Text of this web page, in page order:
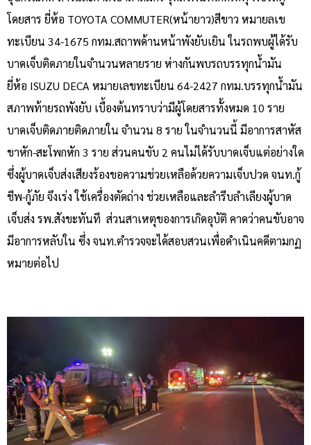
โดยสาร ยี่ห้อ TOYOTA COMMUTER(หน้ายาว)สีขาว หมายลเข
ทะเบียน 34-1675 กทม.สถาพด้านหน้าพังยับเยิน ในรถพบผู้ได้รับ
บาดเจ็บติดภายในจำนวนหลายราย ห่างกันพบรถบรรทุกน้ำมัน
ยี่ห้อ ISUZU DECA หมายเลขทะเบียน 64-2427 กทม.บรรทุกน้ำมัน
สภาพท้ายรถพังยับ เบื้องต้นทราบว่ามีผู้โดยสารทั้งหมด 10 ราย
บาดเจ็บติดภายติดภายใน จำนวน 8 ราย ในจำนวนนี้ มีอาการสาหัส
ขาหัก-สะโพกหัก 3 ราย ส่วนคนขับ 2 คนไม่ได้รับบาดเจ็บแต่อย่างใด
ซึ่งผู้บาดเจ็บส่งเสียงร้องขอความช่วยเหลือด้วยความเจ็บปวด จนท.กู้
ชีพ-กู้ภัย จึงเร่ง ใช้เครื่องตัดถ่าง ช่วยเหลือและลำรีบลำเลียงผู้บาด
เจ็บส่ง รพ.สังขะทันที ส่วนสาเหตุของการเกิดอุบัติ คาดว่าคนขับอาจ
มีอาการหลับใน ซึ่ง จนท.ตำรวจจะได้สอบสวนเพื่อดำเนินคดีตามกฏ
หมายต่อไป